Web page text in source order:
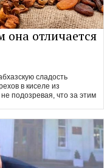
она отличается
сладость
в киселе из
подозревая, что за этим